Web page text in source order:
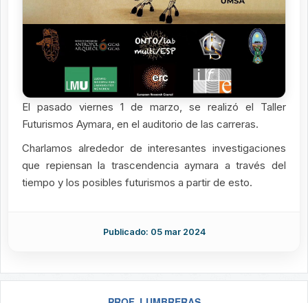
El pasado viernes 1 de marzo, se realizó el Taller
Futurismos Aymara, en el auditorio de las carreras.
Charlamos alrededor de interesantes investigaciones
que repiensan la trascendencia aymara a través del
tiempo y los posibles futurismos a partir de esto.
Publicado: 05 mar 2024